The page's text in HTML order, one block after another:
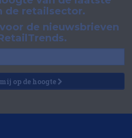
de retailsector.
de nieuwsbrieven
op de hoogte